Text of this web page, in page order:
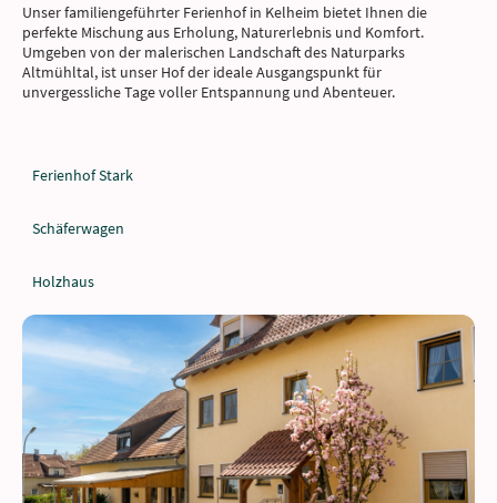
Unser familiengeführter Ferienhof in Kelheim bietet Ihnen die
perfekte Mischung aus Erholung, Naturerlebnis und Komfort.
Umgeben von der malerischen Landschaft des Naturparks
Altmühltal, ist unser Hof der ideale Ausgangspunkt für
unvergessliche Tage voller Entspannung und Abenteuer.
Ferienhof Stark
Schäferwagen
Holzhaus